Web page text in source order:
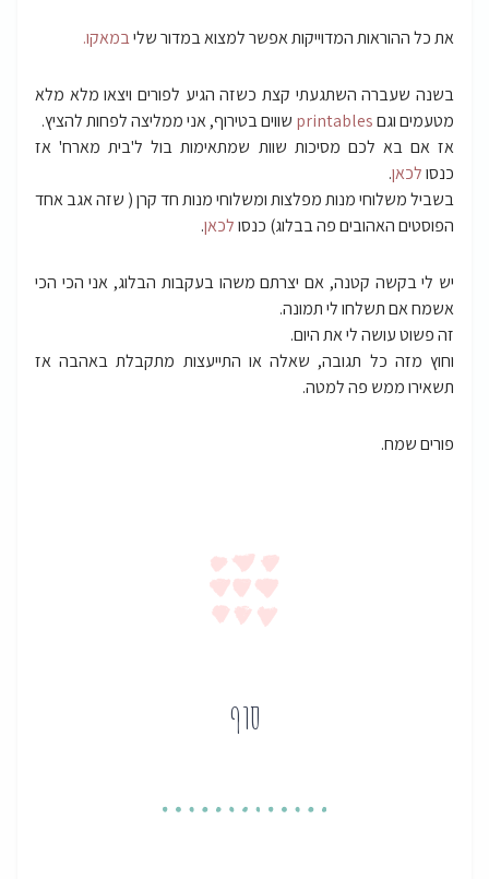
את כל ההוראות המדוייקות אפשר למצוא במדור שליבמאקו.
בשנה שעברה השתגעתי קצת כשזה הגיע לפורים ויצאו מלא מלא
מטעמים וגםprintables שווים בטירוף, אני ממליצה לפחות להציץ.
אז אם בא לכם מסיכות שוות שמתאימות בול ל'בית מארח' אז
כנסולכאן.
בשביל משלוחי מנות מפלצות ומשלוחי מנות חד קרן ( שזה אגב אחד
הפוסטים האהובים פה בבלוג) כנסולכאן.
יש לי בקשה קטנה, אם יצרתם משהו בעקבות הבלוג, אני הכי הכי
אשמח אם תשלחו לי תמונה.
זה פשוט עושה לי את היום.
וחוץ מזה כל תגובה, שאלה או התייעצות מתקבלת באהבה אז
תשאירו ממש פה למטה.
פורים שמח.
סוף